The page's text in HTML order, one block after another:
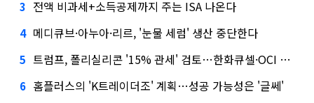
3 전액 비과세+소득공제까지 주는 ISA 나온다
4 메디큐브·아누아·리르, '눈물 세럼' 생산 중단한다
5 트럼프, 폴리실리콘 '15% 관세' 검토…한화큐셀·OCI 영향은?
6 홈플러스의 'K트레이더조' 계획…성공 가능성은 '글쎄'